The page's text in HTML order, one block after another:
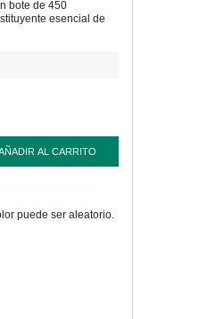
bote de 450
esencial de
AL CARRITO
puede ser aleatorio.